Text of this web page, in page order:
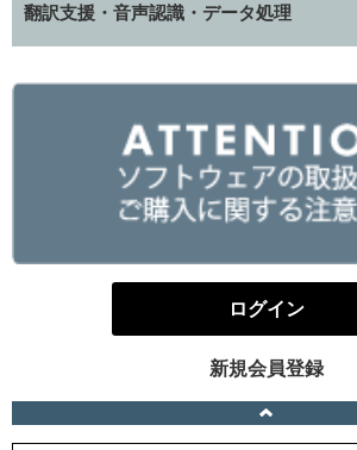
翻訳支援・音声認識・データ処理
ログイン
新規会員登録